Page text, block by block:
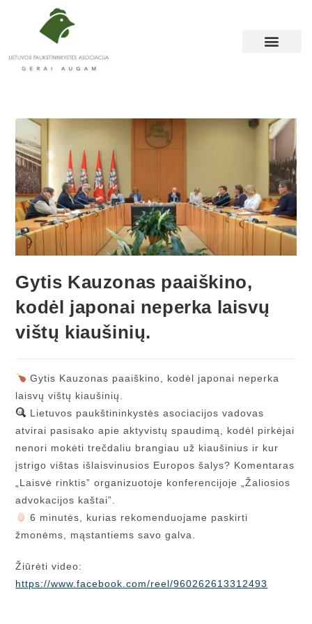
Gytis Kauzonas paaiškino,
kodėl japonai neperka laisvų
vištų kiaušinių.
Gytis Kauzonas paaiškino, kodėl japonai neperka
laisvų vištų kiaušinių.
Lietuvos paukštininkystės asociacijos vadovas
atvirai pasisako apie aktyvistų spaudimą, kodėl pirkėjai
nenori mokėti trečdaliu brangiau už kiaušinius ir kur
įstrigo vištas išlaisvinusios Europos šalys? Komentaras
„Laisvė rinktis” organizuotoje konferencijoje „Žaliosios
advokacijos kaštai”.
6 minutės, kurias rekomenduojame paskirti
žmonėms, mąstantiems savo galva.
Žiūrėti video:
https://www.facebook.com/reel/960262613312493